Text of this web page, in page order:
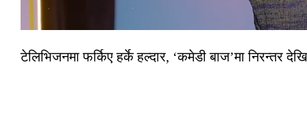
टेलिभिजनमा फर्किए हर्के हल्दार, ‘कमेडी बाज’मा निरन्तर